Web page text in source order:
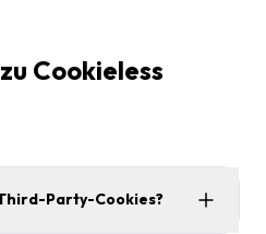
Cookieless
Party-Cookies?